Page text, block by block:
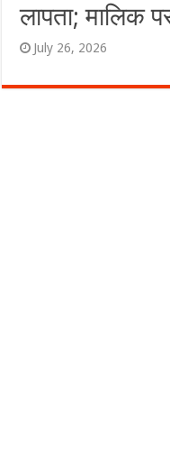
लापता; मालिक
July 26, 2026